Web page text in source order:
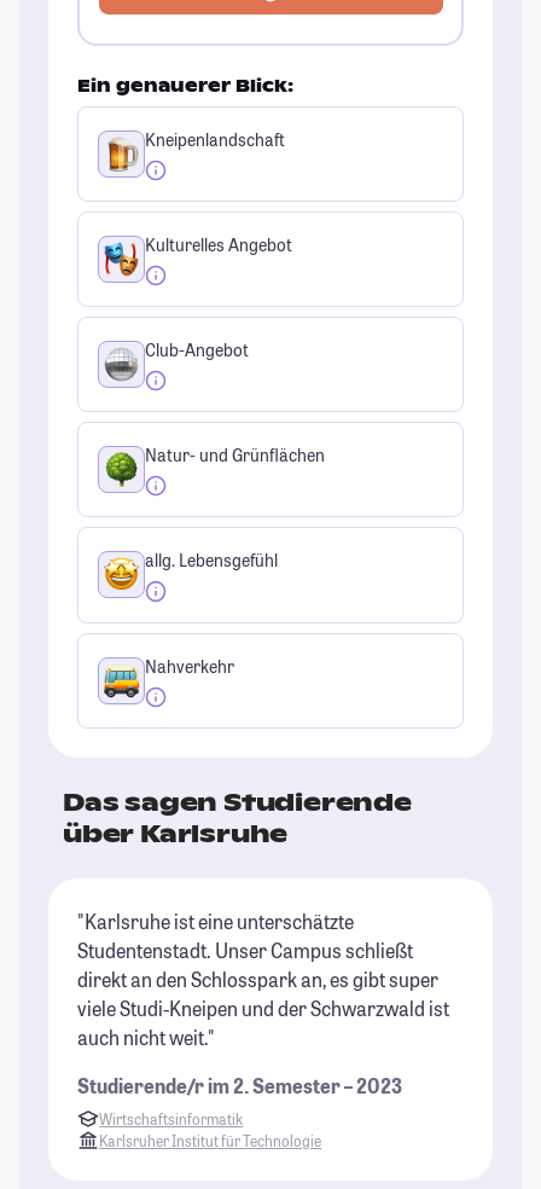
Ein genauerer Blick:
Kneipenlandschaft
Kulturelles Angebot
Club-Angebot
Natur- und Grünflächen
allg. Lebensgefühl
Nahverkehr
Das sagen Studierende
über Karlsruhe
"Karlsruhe ist eine unterschätzte
Studentenstadt. Unser Campus schließt
direkt an den Schlosspark an, es gibt super
viele Studi-Kneipen und der Schwarzwald ist
auch nicht weit."
Studierende/r im 2. Semester – 2023
Wirtschaftsinformatik
Karlsruher Institut für Technologie